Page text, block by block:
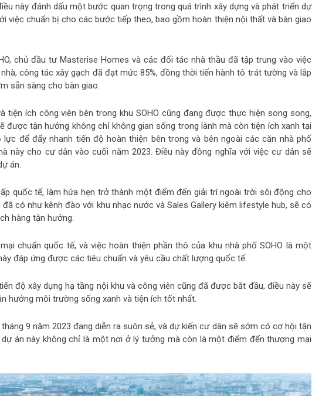
này đánh dấu một bước quan trọng trong quá trình xây dựng và phát triển dự
việc chuẩn bị cho các bước tiếp theo, bao gồm hoàn thiện nội thất và bàn giao
chủ đầu tư Masterise Homes và các đối tác nhà thầu đã tập trung vào việc
công tác xây gạch đã đạt mức 85%, đồng thời tiến hành tô trát tường và lắp
sẵn sàng cho bàn giao.
tiện ích công viên bên trong khu SOHO cũng đang được thực hiện song song,
được tận hưởng không chỉ không gian sống trong lành mà còn tiện ích xanh tại
lực để đẩy nhanh tiến độ hoàn thiện bên trong và bên ngoài các căn nhà phố
này cho cư dân vào cuối năm 2023. Điều này đồng nghĩa với việc cư dân sẽ
án.
quốc tế, làm hứa hẹn trở thành một điểm đến giải trí ngoài trời sôi động cho
có như kênh đào với khu nhạc nước và Sales Gallery kiêm lifestyle hub, sẽ có
hàng tận hưởng.
chuẩn quốc tế, và việc hoàn thiện phần thô của khu nhà phố SOHO là một
đáp ứng được các tiêu chuẩn và yêu cầu chất lượng quốc tế.
độ xây dựng hạ tầng nội khu và công viên cũng đã được bắt đầu, điều này sẽ
hưởng môi trường sống xanh và tiện ích tốt nhất.
9 năm 2023 đang diễn ra suôn sẻ, và dự kiến cư dân sẽ sớm có cơ hội tận
án này không chỉ là một nơi ở lý tưởng mà còn là một điểm đến thương mại